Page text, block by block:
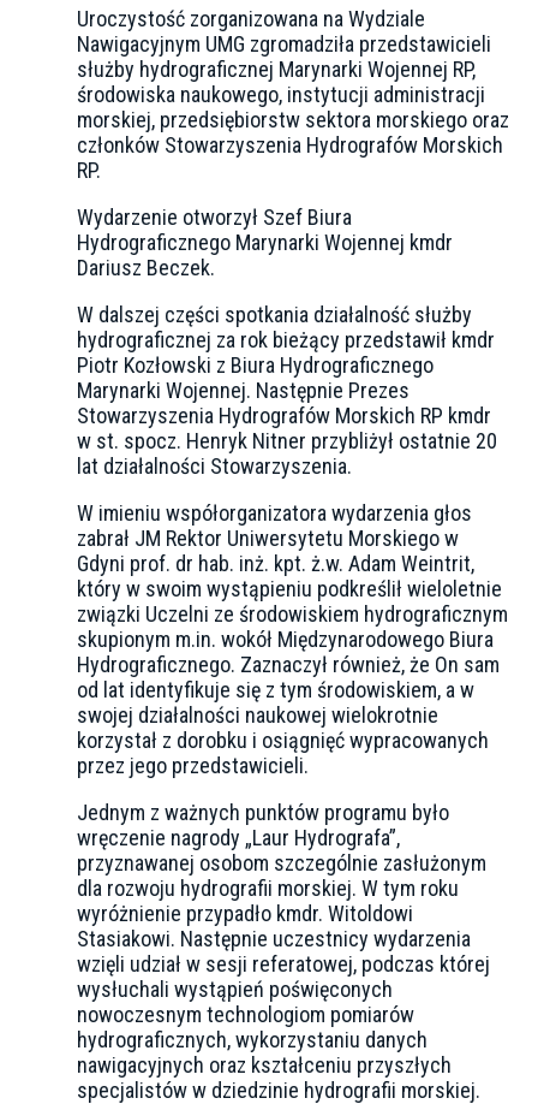
Uroczystość zorganizowana na Wydziale
Nawigacyjnym UMG zgromadziła przedstawicieli
służby hydrograficznej Marynarki Wojennej RP,
środowiska naukowego, instytucji administracji
morskiej, przedsiębiorstw sektora morskiego oraz
członków Stowarzyszenia Hydrografów Morskich
RP.
Wydarzenie otworzył Szef Biura
Hydrograficznego Marynarki Wojennej kmdr
Dariusz Beczek.
W dalszej części spotkania działalność służby
hydrograficznej za rok bieżący przedstawił kmdr
Piotr Kozłowski z Biura Hydrograficznego
Marynarki Wojennej. Następnie Prezes
Stowarzyszenia Hydrografów Morskich RP kmdr
w st. spocz. Henryk Nitner przybliżył ostatnie 20
lat działalności Stowarzyszenia.
W imieniu współorganizatora wydarzenia głos
zabrał JM Rektor Uniwersytetu Morskiego w
Gdyni prof. dr hab. inż. kpt. ż.w. Adam Weintrit,
który w swoim wystąpieniu podkreślił wieloletnie
związki Uczelni ze środowiskiem hydrograficznym
skupionym m.in. wokół Międzynarodowego Biura
Hydrograficznego. Zaznaczył również, że On sam
od lat identyfikuje się z tym środowiskiem, a w
swojej działalności naukowej wielokrotnie
korzystał z dorobku i osiągnięć wypracowanych
przez jego przedstawicieli.
Jednym z ważnych punktów programu było
wręczenie nagrody „Laur Hydrografa”,
przyznawanej osobom szczególnie zasłużonym
dla rozwoju hydrografii morskiej. W tym roku
wyróżnienie przypadło kmdr. Witoldowi
Stasiakowi. Następnie uczestnicy wydarzenia
wzięli udział w sesji referatowej, podczas której
wysłuchali wystąpień poświęconych
nowoczesnym technologiom pomiarów
hydrograficznych, wykorzystaniu danych
nawigacyjnych oraz kształceniu przyszłych
specjalistów w dziedzinie hydrografii morskiej.